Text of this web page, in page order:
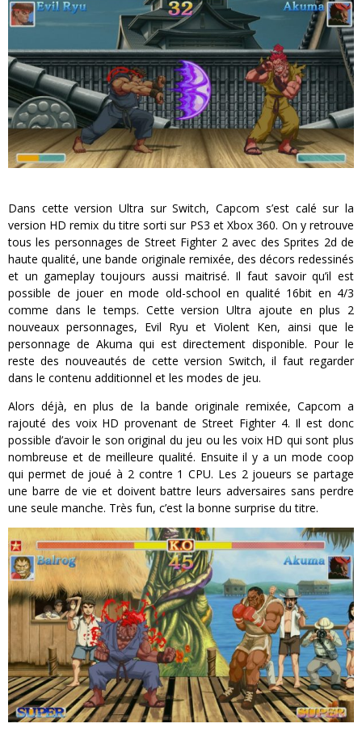
Dans cette version Ultra sur Switch, Capcom s’est calé sur la
version HD remix du titre sorti sur PS3 et Xbox 360. On y retrouve
tous les personnages de Street Fighter 2 avec des Sprites 2d de
haute qualité, une bande originale remixée, des décors redessinés
et un gameplay toujours aussi maitrisé. Il faut savoir qu’il est
possible de jouer en mode old-school en qualité 16bit en 4/3
comme dans le temps. Cette version Ultra ajoute en plus 2
nouveaux personnages, Evil Ryu et Violent Ken, ainsi que le
personnage de Akuma qui est directement disponible. Pour le
reste des nouveautés de cette version Switch, il faut regarder
dans le contenu additionnel et les modes de jeu.
Alors déjà, en plus de la bande originale remixée, Capcom a
rajouté des voix HD provenant de Street Fighter 4. Il est donc
possible d’avoir le son original du jeu ou les voix HD qui sont plus
nombreuse et de meilleure qualité. Ensuite il y a un mode coop
qui permet de joué à 2 contre 1 CPU. Les 2 joueurs se partage
une barre de vie et doivent battre leurs adversaires sans perdre
une seule manche. Très fun, c’est la bonne surprise du titre.